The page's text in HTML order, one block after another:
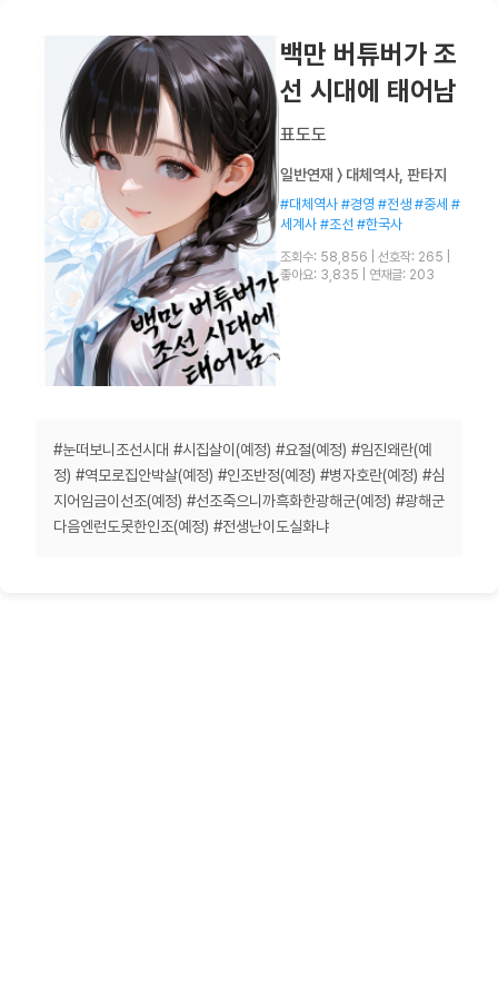
백만 버튜버가 조
선 시대에 태어남
표도도
일반연재 〉 대체역사, 판타지
#대체역사 #경영 #전생 #중세 #
세계사 #조선 #한국사
조회수: 58,856 선호작: 265
좋아요: 3,835
연재글: 203
#눈떠보니조선시대 #시집살이(예정) #요절(예정) #임진왜란(예
정) #역모로집안박살(예정) #인조반정(예정) #병자호란(예정) #심
지어임금이선조(예정) #선조죽으니까흑화한광해군(예정) #광해군
다음엔런도못한인조(예정) #전생난이도실화냐